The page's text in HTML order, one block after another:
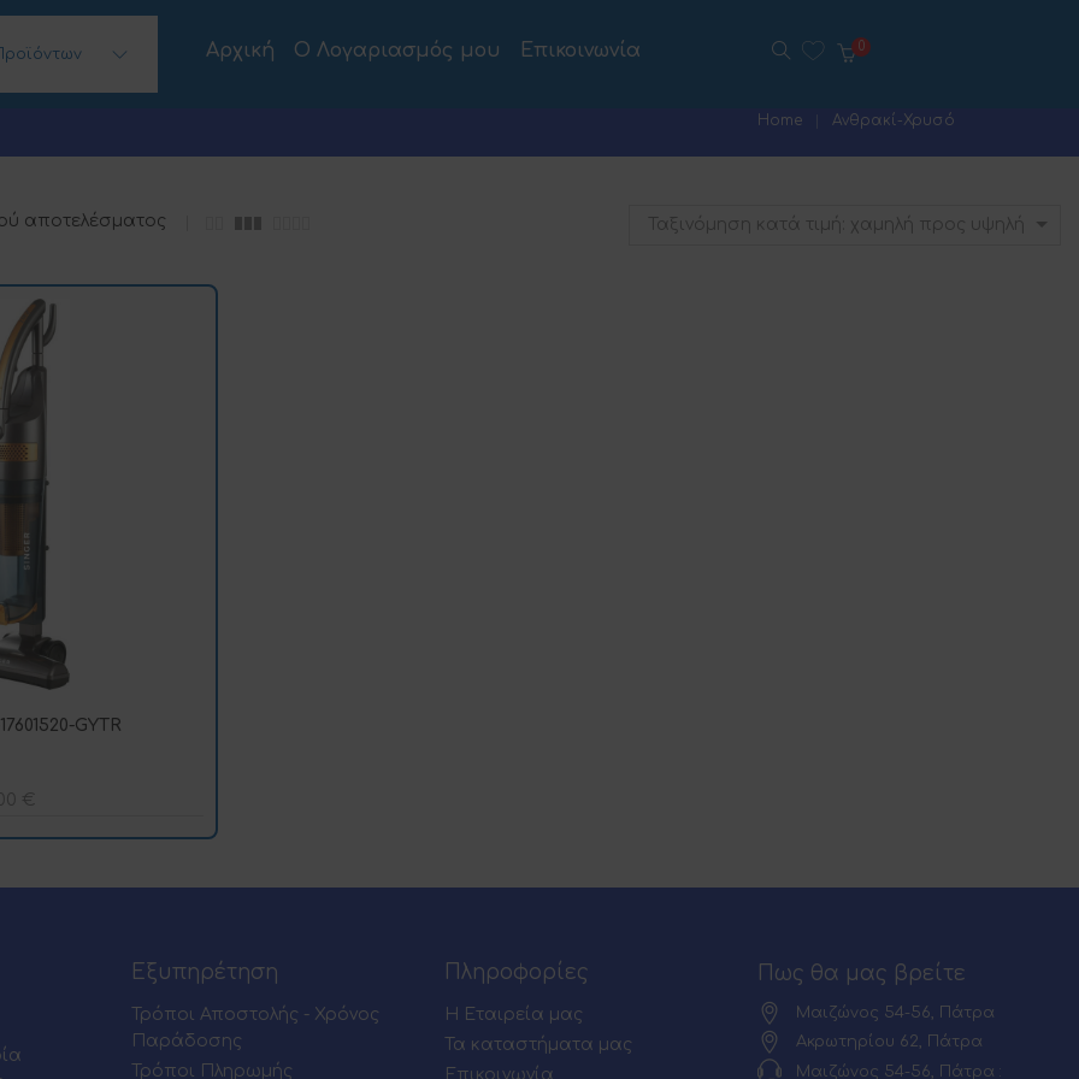
Αρχική Ο Λογαριασμός μου Επικοινωνία
Home Ανθρακί-Χρυσό
αποτελέσματος Ταξινόμηση κατά τιμή: χαμηλή προς υψηλή
GYTR
€
Εξυπηρέτηση
Τρόποι Αποστολής - Χρόνος
Παράδοσης
Τρόποι Πληρωμής
Πληροφορίες
Η Εταιρεία μας
Τα καταστήματα μας
Επικοινωνία
Πως θα μας βρείτε
Μαιζώνος 54-56, Πάτρα
Ακρωτηρίου 62, Πάτρα
Μαιζώνος 54-56, Πάτρα :